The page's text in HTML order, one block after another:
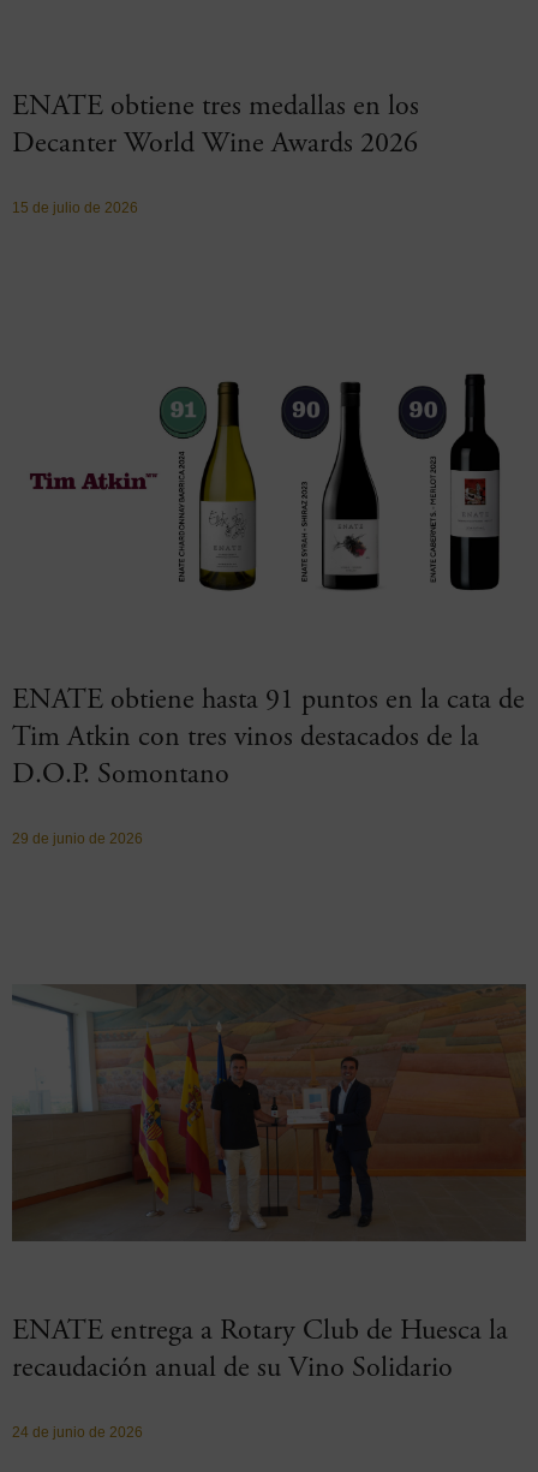
ENATE obtiene tres medallas en los
Decanter World Wine Awards 2026
15 de julio de 2026
ENATE obtiene hasta 91 puntos en la cata de
Tim Atkin con tres vinos destacados de la
D.O.P. Somontano
29 de junio de 2026
ENATE entrega a Rotary Club de Huesca la
recaudación anual de su Vino Solidario
24 de junio de 2026